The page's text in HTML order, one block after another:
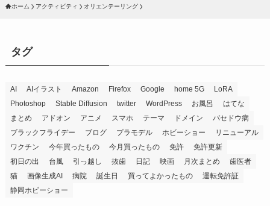
ホーム アクティビティ オリエンテーリング
タグ
AI AIイラスト Amazon Firefox Google home 5G
LoRA
Photoshop
Stable Diffusion twitter WordPress お風呂
はてな
まとめ
アドオン アニメ スマホ テーマ ドメイン
バセドウ病
ブラックフライデー
ブログ プラモデル ホビーショー
リニューアル
ワクチン
今年買ったもの 今月買ったもの 免許
免許更新
初日の出
台風 引っ越し 抜歯 日記 映画 月次まとめ
歯医者
猫
画像生成AI 病院 誕生日 買ってよかったもの
運転免許証
静岡ホビーショー